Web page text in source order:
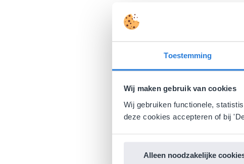
Toestemming
Wij maken gebruik van cookies
Wij gebruiken functionele,
deze cookies accepteren of bij
Alleen noodzakelijke